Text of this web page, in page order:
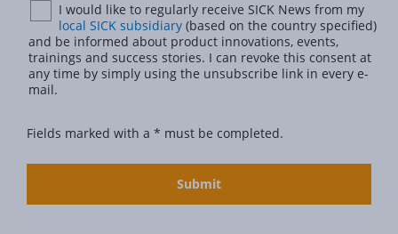
I would like to regularly receive SICK News from my
local SICK subsidiary (based on the country specified)
and be informed about product innovations, events,
trainings and success stories. I can revoke this consent at
any time by simply using the unsubscribe link in every e-
mail.
Fields marked with a * must be completed.